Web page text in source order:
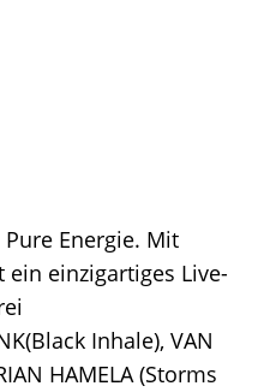
Energie. Mit
ein einzigartiges Live-
Inhale), VAN
HAMELA (Storms